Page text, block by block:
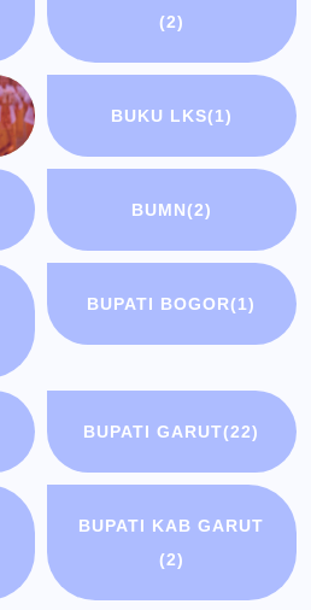
(2)
BUKU LKS(1)
BUMN(2)
BUPATI BOGOR(1)
BUPATI GARUT(22)
BUPATI KAB GARUT
(2)